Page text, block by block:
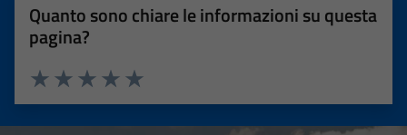
Quanto sono chiare le informazioni su questa
pagina?
Valuta 5 stelle su 5
Valuta 4 stelle su 5
Valuta 3 stelle su 5
Valuta 2 stelle su 5
Valuta 1 stelle su 5